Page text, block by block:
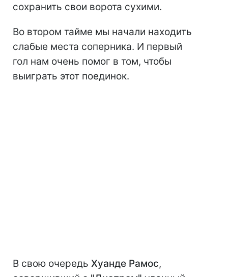
сохранить свои ворота сухими.
Во втором тайме мы начали находить
слабые места соперника. И первый
гол нам очень помог в том, чтобы
выиграть этот поединок.
В свою очередь Хуанде Рамос,